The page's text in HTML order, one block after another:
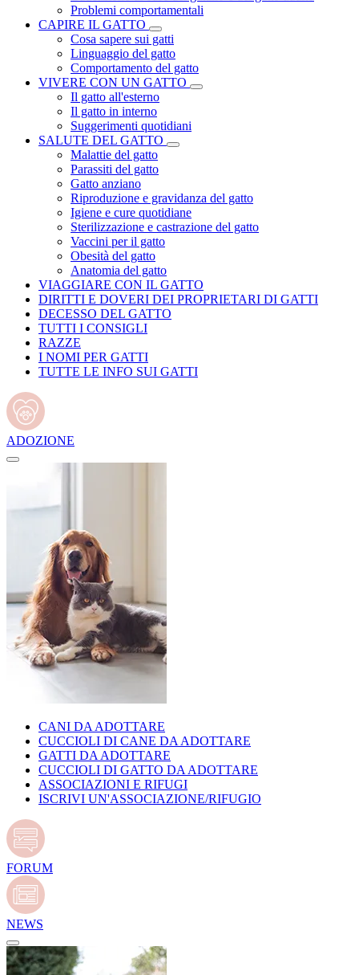
Problemi comportamentali
CAPIRE IL GATTO
Cosa sapere sui gatti
Linguaggio del gatto
Comportamento del gatto
VIVERE CON UN GATTO
Il gatto all'esterno
Il gatto in interno
Suggerimenti quotidiani
SALUTE DEL GATTO
Malattie del gatto
Parassiti del gatto
Gatto anziano
Riproduzione e gravidanza del gatto
Igiene e cure quotidiane
Sterilizzazione e castrazione del gatto
Vaccini per il gatto
Obesità del gatto
Anatomia del gatto
VIAGGIARE CON IL GATTO
DIRITTI E DOVERI DEI PROPRIETARI DI GATTI
DECESSO DEL GATTO
TUTTI I CONSIGLI
RAZZE
I NOMI PER GATTI
TUTTE LE INFO SUI GATTI
ADOZIONE
CANI DA ADOTTARE
CUCCIOLI DI CANE DA ADOTTARE
GATTI DA ADOTTARE
CUCCIOLI DI GATTO DA ADOTTARE
ASSOCIAZIONI E RIFUGI
ISCRIVI UN'ASSOCIAZIONE/RIFUGIO
FORUM
NEWS